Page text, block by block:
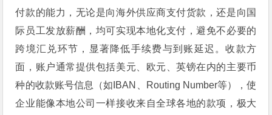
付款的能力，无论是向海外供应商支付货款，还是向国
际员工发放薪酬，均可实现本地化支付，避免不必要的
跨境汇兑环节，显著降低手续费与到账延迟。收款方
面，账户通常提供包括美元、欧元、英镑在内的主要币
种的收款账号信息（如IBAN、Routing Number等），使
企业能像本地公司一样接收来自全球各地的款项，极大